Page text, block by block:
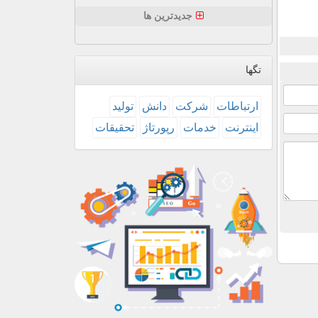
جدیدترین ها
تگها
ارتباطات شركت دانش
تولید
اینترنت
خدمات رپورتاژ تحقیقات